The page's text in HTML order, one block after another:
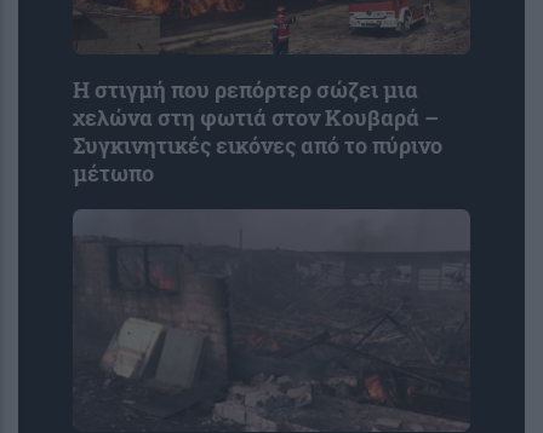
Η στιγμή που ρεπόρτερ σώζει μια
χελώνα στη φωτιά στον Κουβαρά –
Συγκινητικές εικόνες από το πύρινο
μέτωπο